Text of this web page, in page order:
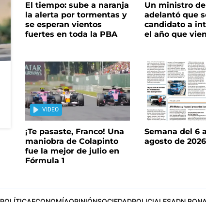
El tiempo: sube a naranja
la alerta por tormentas y
se esperan vientos
fuertes en toda la PBA
Un ministro
adelantó que
candidato a
el año que
VIDEO
¡Te pasaste, Franco! Una
maniobra de Colapinto
fue la mejor de julio en
Fórmula 1
Semana del 6
agosto de 2026